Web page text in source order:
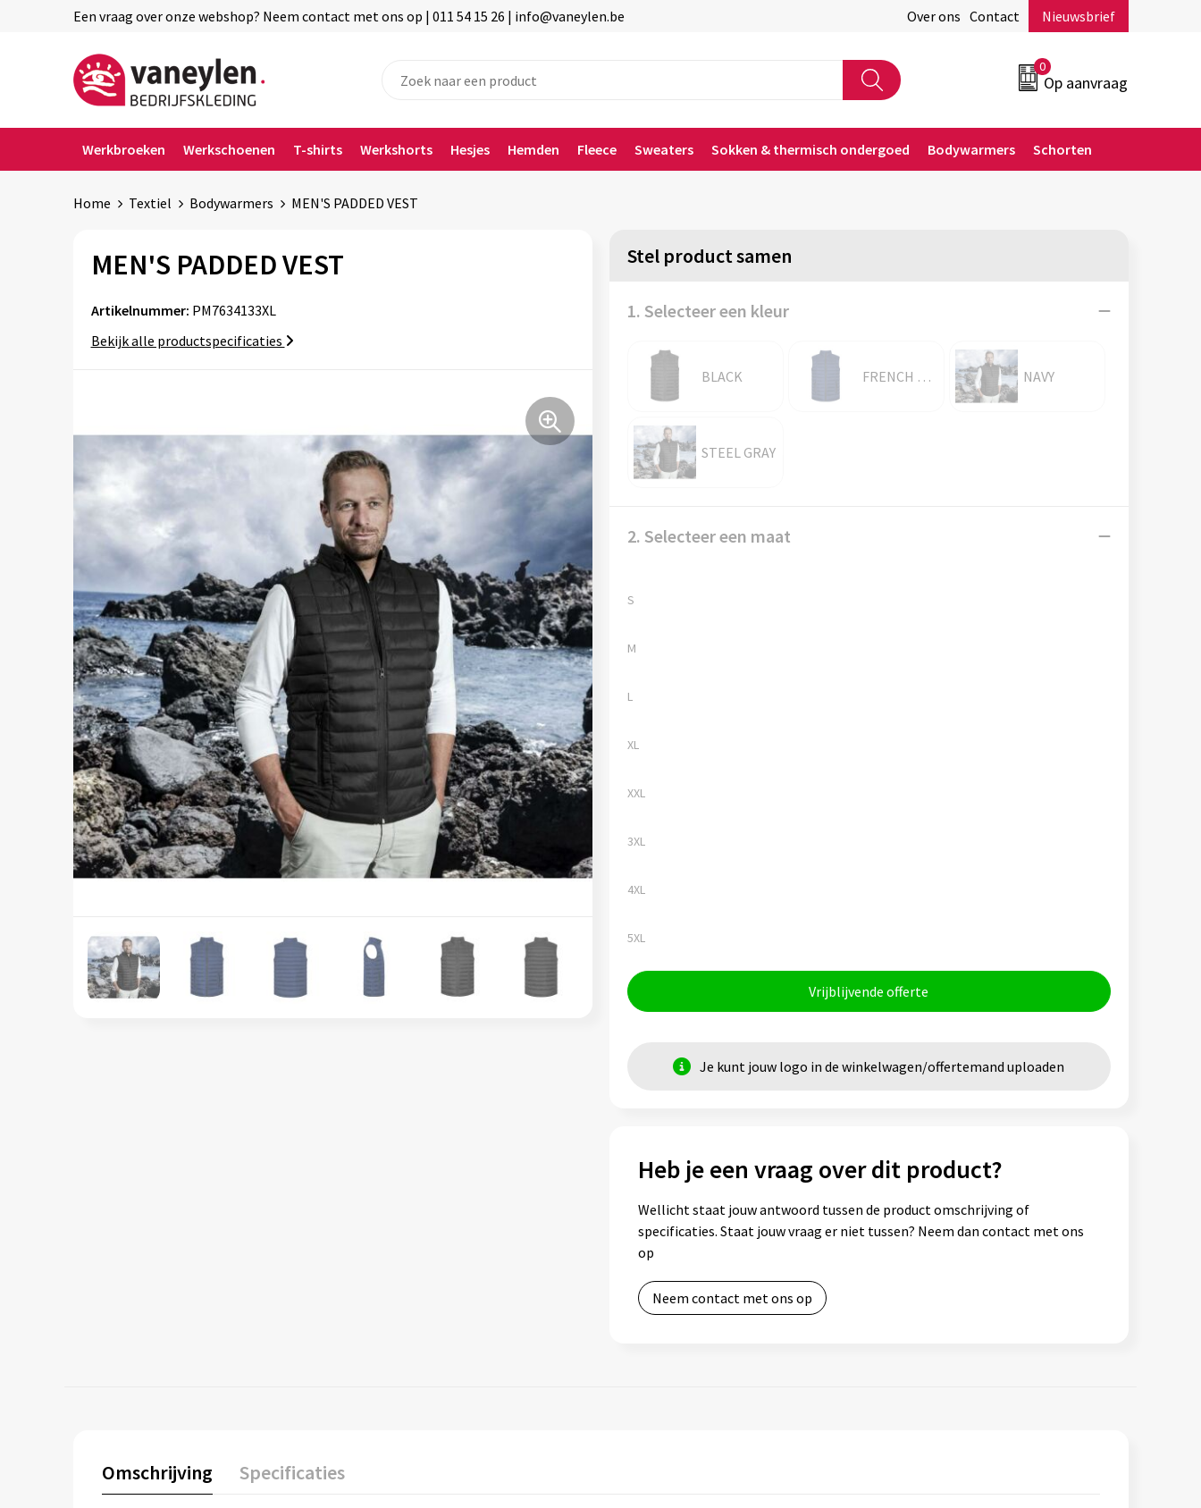
Een vraag over onze webshop? Neem contact met ons op | 011 54 15 26 | info@vaneylen.be Over ons Contact Nieuwsbrief
0
Op aanvraag
Werkbroeken Werkschoenen T-shirts Werkshorts Hesjes Hemden Fleece Sweaters Sokken & thermisch ondergoed Bodywarmers Schorten
Home Textiel Bodywarmers MEN'S PADDED VEST
MEN'S PADDED VEST
Artikelnummer: PM7634133XL
Bekijk alle productspecificaties
Stel product samen
1. Selecteer een kleur
BLACK FRENCH NAVY NAVY
STEEL GRAY
2. Selecteer een maat
S
M
L
XL
XXL
3XL
4XL
5XL
Vrijblijvende offerte
Je kunt jouw logo in de winkelwagen/offertemand uploaden
Heb je een vraag over dit product?
Wellicht staat jouw antwoord tussen de product omschrijving of
specificaties. Staat jouw vraag er niet tussen? Neem dan contact met ons
op
Neem contact met ons op
Omschrijving Specificaties